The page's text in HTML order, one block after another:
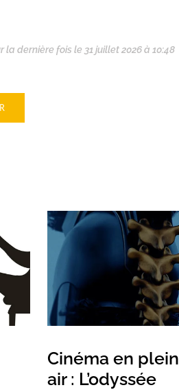
dernière fois le 31 juillet 2026 à 10:48
Cinéma en plein
air : L’odyssée